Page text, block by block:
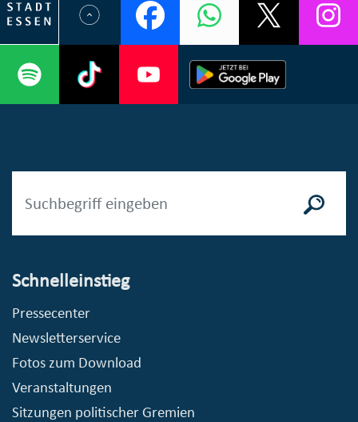
Schnelleinstieg
Pressecenter
Newsletterservice
Fotos zum Download
Veranstaltungen
Sitzungen politischer Gremien